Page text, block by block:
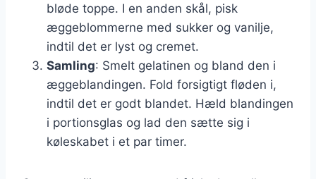
bløde toppe. I en anden skål, pisk
æggeblommerne med sukker og vanilje,
indtil det er lyst og cremet.
Samling: Smelt gelatinen og bland den i
æggeblandingen. Fold forsigtigt fløden i,
indtil det er godt blandet. Hæld blandingen
i portionsglas og lad den sætte sig i
køleskabet i et par timer.